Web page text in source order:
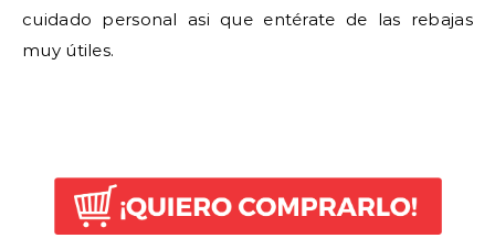
cuidado personal asi que entérate de las rebajas
muy útiles.